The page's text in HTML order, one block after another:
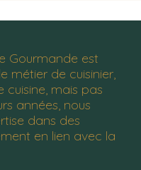
Gourmande est
métier de cuisinier,
cuisine, mais pas
années, nous
dans des
en lien avec la